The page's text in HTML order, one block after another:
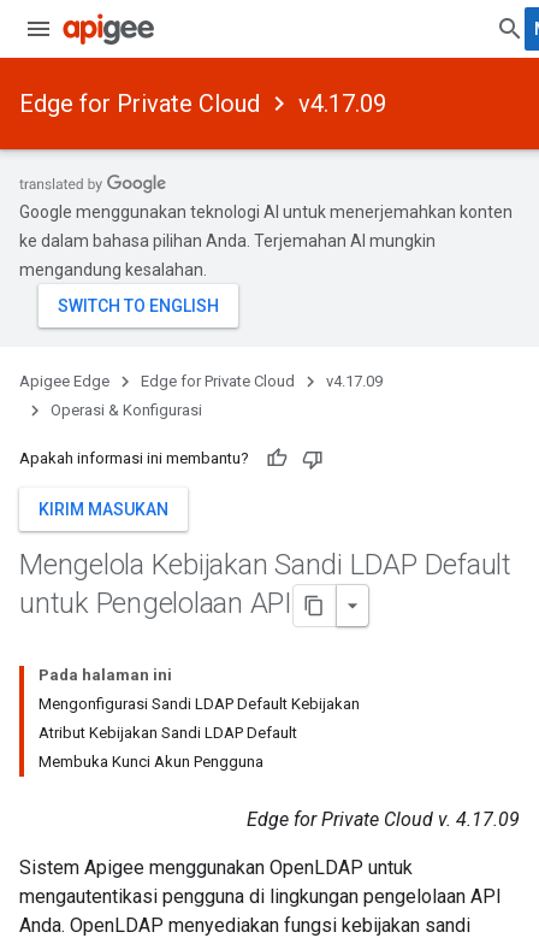
Edge for Private Cloud v4.17.09
Google menggunakan teknologi AI untuk menerjemahkan konten
ke dalam bahasa pilihan Anda. Terjemahan AI mungkin
mengandung kesalahan.
Apigee Edge Edge for Private Cloud
v4.17.09
Operasi & Konfigurasi
Apakah informasi ini membantu?
KIRIM MASUKAN
Mengelola Kebijakan Sandi LDAP Default
untuk Pengelolaan API
Pada halaman ini
Mengonfigurasi Sandi LDAP Default Kebijakan
Atribut Kebijakan Sandi LDAP Default
Membuka Kunci Akun Pengguna
Edge for Private Cloud v. 4.17.09
Sistem Apigee menggunakan OpenLDAP untuk
mengautentikasi pengguna di lingkungan pengelolaan API
Anda. OpenLDAP menyediakan fungsi kebijakan sandi